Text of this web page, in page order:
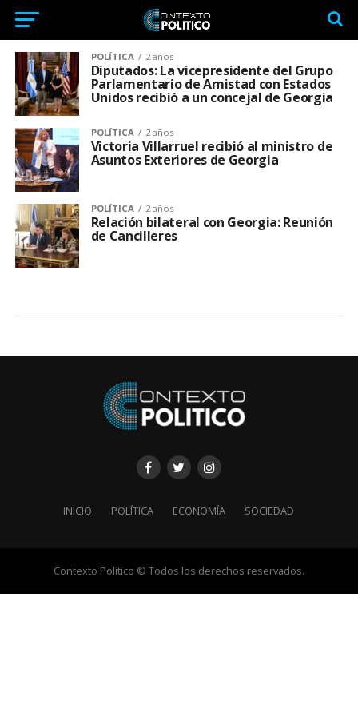
POLÍTICA 2 años
Diputados: La vicepresidente del Grupo
Parlamentario de Amistad con Estados
Unidos recibió a un concejal de Georgia
POLÍTICA 2 años
Victoria Villarruel recibió al ministro de
Asuntos Exteriores de Georgia
POLÍTICA 2 años
Relación bilateral con Georgia: Reunión
de Cancilleres
INICIO POLÍTICA ECONOMÍA SOCIEDAD
Contexto Político © Todos los derechos reservados.